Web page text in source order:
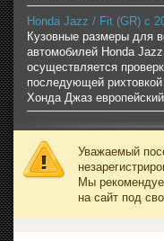
Honda Jazz / Fit (GR) с
Кузовные размеры для
автомобилей Honda
осуществляется
последующей
Хонда Джаз
Уважаемый
Мы
на сайт под